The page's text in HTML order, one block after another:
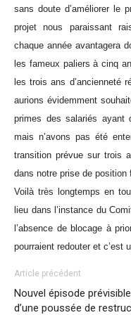
sans doute d’améliorer le
projet nous paraissant
chaque année avantagera
les fameux paliers à cinq
les trois ans d’ancienneté
aurions évidemment
primes des salariés ayant
mais n’avons pas été
transition prévue sur trois
dans notre prise de position
Voilà très longtemps en
lieu dans l’instance du
l’absence de blocage à
pourraient redouter et c’est
Article précédent
Nouvel épisode prévisible
d’une poussée de